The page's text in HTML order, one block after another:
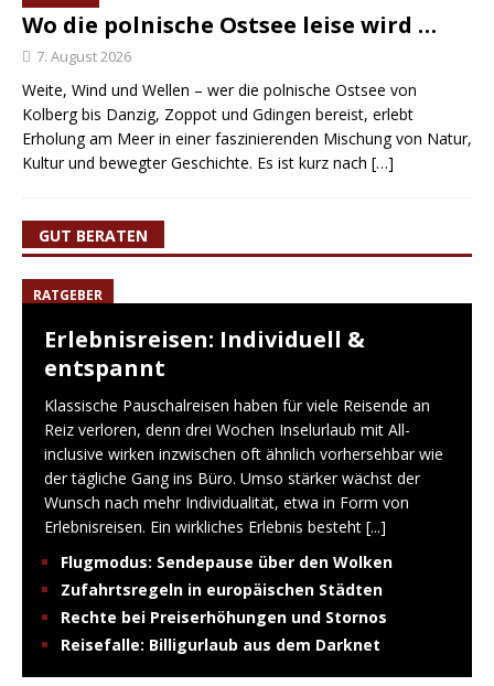
Wo die polnische Ostsee leise wird …
7. August 2026
Weite, Wind und Wellen – wer die polnische Ostsee von
Kolberg bis Danzig, Zoppot und Gdingen bereist, erlebt
Erholung am Meer in einer faszinierenden Mischung von Natur,
Kultur und bewegter Geschichte. Es ist kurz nach […]
GUT BERATEN
RATGEBER
Erlebnisreisen: Individuell &
entspannt
Klassische Pauschalreisen haben für viele Reisende an
Reiz verloren, denn drei Wochen Inselurlaub mit All-
inclusive wirken inzwischen oft ähnlich vorhersehbar wie
der tägliche Gang ins Büro. Umso stärker wächst der
Wunsch nach mehr Individualität, etwa in Form von
Erlebnisreisen. Ein wirkliches Erlebnis besteht [...]
Flugmodus: Sendepause über den Wolken
Zufahrtsregeln in europäischen Städten
Rechte bei Preiserhöhungen und Stornos
Reisefalle: Billigurlaub aus dem Darknet